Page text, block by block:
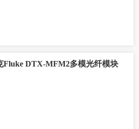
Fluke DTX-MFM2多模光纤模块